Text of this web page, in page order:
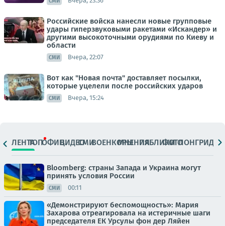
Российские войска нанесли новые групповые
удары гиперзвуковыми ракетами «Искандер» и
другими высокоточными орудиями по Киеву и
области
СМИ Вчера, 22:07
Вот как "Новая почта" доставляет посылки,
которые уцелели после российских ударов
СМИ Вчера, 15:24
ЛЕНТАТОПОФИЦ.ВИДЕОСМИВОЕНКОРЫМНЕНИЯПАБЛИКИ
ФОТОЛОНГРИДЫ
Bloomberg: страны Запада и Украина могут
принять условия России
СМИ 00:11
«Демонстрируют беспомощность»: Мария
Захарова отреагировала на истеричные шаги
председателя ЕК Урсулы фон дер Ляйен